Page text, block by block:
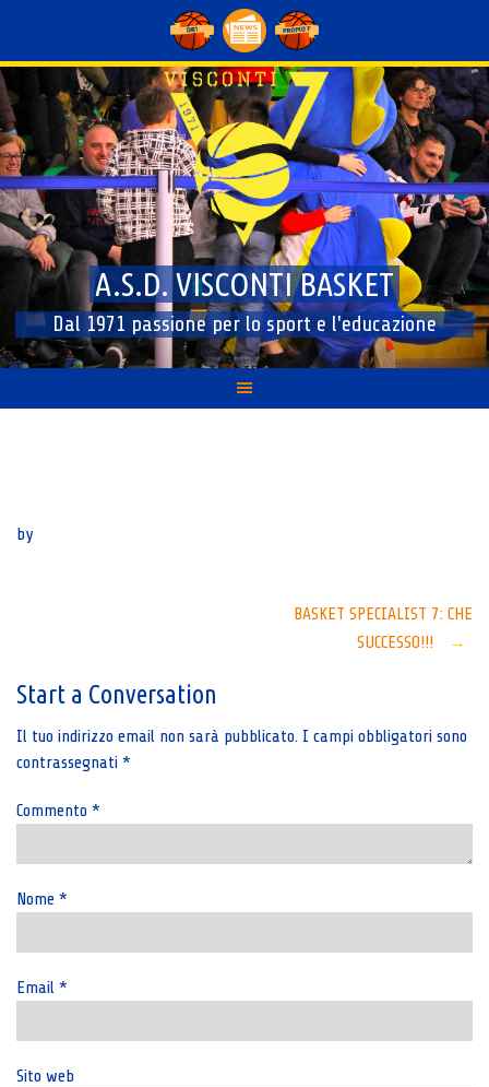
content
A.S.D. VISCONTI BASKET
Dal 1971 passione per lo sport e l'educazione
by
BASKET SPECIALIST 7: CHE
SUCCESSO!!!
→
Start a Conversation
Il tuo indirizzo email non sarà pubblicato. I campi obbligatori sono
contrassegnati *
Commento *
Nome *
Email *
Sito web